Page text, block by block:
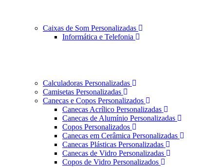
Caixas de Som Personalizadas
Informática e Telefonia
Calculadoras Personalizadas
Camisetas Personalizadas
Canecas e Copos Personalizados
Canecas Acrílico Personalizadas
Canecas de Alumínio Personalizadas
Copos Personalizados
Canecas em Cerâmica Personalizadas
Canecas Plásticas Personalizadas
Canecas de Vidro Personalizadas
Copos de Vidro Personalizados